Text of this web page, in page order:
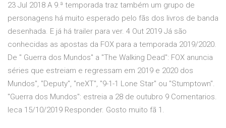
23 Jul 2018 A 9.ª temporada traz também um grupo de
personagens há muito esperado pelo fãs dos livros de banda
desenhada. E já há trailer para ver. 4 Out 2019 Já são
conhecidas as apostas da FOX para a temporada 2019/2020.
De " Guerra dos Mundos" a "The Walking Dead": FOX anuncia
séries que estreiam e regressam em 2019 e 2020 dos
Mundos", "Deputy", "neXT", "9-1-1 Lone Star" ou "Stumptown".
"Guerra dos Mundos": estreia a 28 de outubro 9 Comentarios.
leca 15/10/2019 Responder. Gosto muito fã 1.